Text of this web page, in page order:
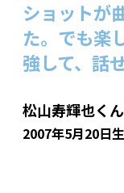
ショットが
た。でも楽
強して、話
松山寿輝也くん
2007年5月20日